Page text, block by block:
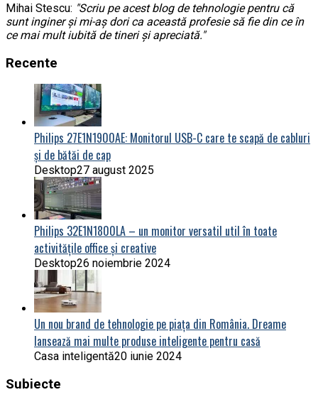
Mihai Stescu: "Scriu pe acest blog de tehnologie pentru că
sunt inginer și mi-aș dori ca această profesie să fie din ce în
ce mai mult iubită de tineri și apreciată."
Recente
Philips 27E1N1900AE: Monitorul USB-C care te scapă de cabluri
și de bătăi de cap
Desktop27 august 2025
Philips 32E1N1800LA – un monitor versatil util în toate
activitățile office și creative
Desktop26 noiembrie 2024
Un nou brand de tehnologie pe piața din România. Dreame
lansează mai multe produse inteligente pentru casă
Casa inteligentă20 iunie 2024
Subiecte